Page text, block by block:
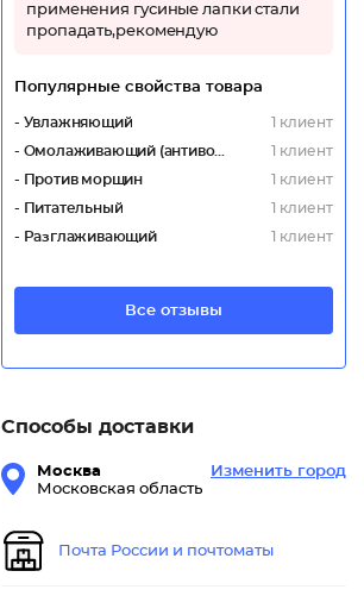
применения гусиные лапки стали
пропадать,рекомендую
Популярные свойства товара
- Увлажняющий
1 клиент
- Омолаживающий (антивозрастной)
1 клиент
- Против морщин
1 клиент
- Питательный
1 клиент
- Разглаживающий
1 клиент
Все отзывы
Способы доставки
Москва
Московская область
Изменить город
Почта России и почтоматы